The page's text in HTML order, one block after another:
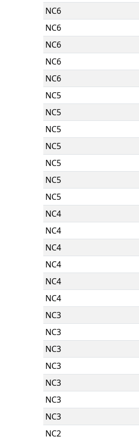
NC6
NC6
NC6
NC6
NC6
NC5
NC5
NC5
NC5
NC5
NC5
NC5
NC4
NC4
NC4
NC4
NC4
NC4
NC3
NC3
NC3
NC3
NC3
NC3
NC3
NC2